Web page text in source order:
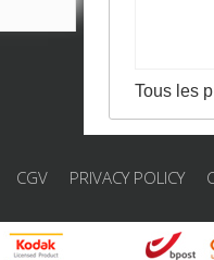
Tous les
CGV PRIVACY POLICY